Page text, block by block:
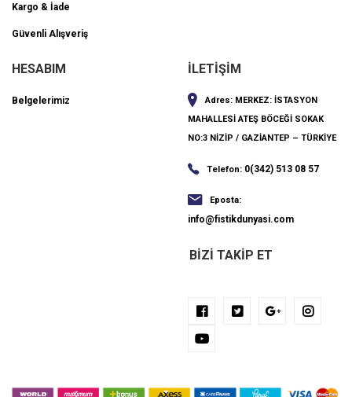
Kargo & İade
Güvenli Alışveriş
HESABIM
Belgelerimiz
İLETİŞİM
Adres: MERKEZ: İSTASYON
MAHALLESİ ATEŞ BÖCEĞİ SOKAK
NO:3 NİZİP / GAZİANTEP – TÜRKİYE
Telefon: 0(342) 513 08 57
Eposta:
info@fistikdunyasi.com
BIZI TAKIP ET